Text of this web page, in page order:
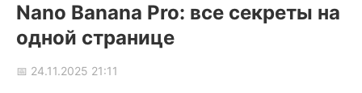
Nano Banana Pro: все секреты на
одной странице
📅 24.11.2025 21:11